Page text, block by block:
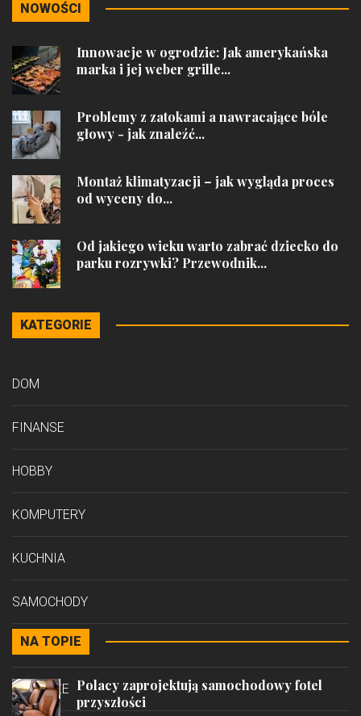
NOWOŚCI
Innowacje w ogrodzie: Jak amerykańska
marka i jej weber grille...
Problemy z zatokami a nawracające bóle
głowy - jak znaleźć...
Montaż klimatyzacji – jak wygląda proces
od wyceny do...
Od jakiego wieku warto zabrać dziecko do
parku rozrywki? Przewodnik...
KATEGORIE
DOM
FINANSE
HOBBY
KOMPUTERY
KUCHNIA
SAMOCHODY
STYL
PODRÓŻE
NA TOPIE
Polacy zaprojektują samochodowy fotel
przyszłości